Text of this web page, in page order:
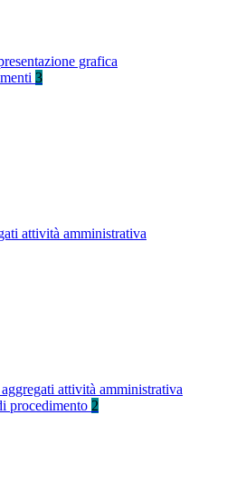
grafica
3
attività amministrativa
attività amministrativa
procedimento 2